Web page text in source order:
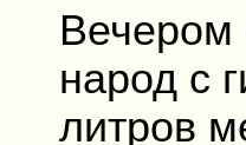
Вечером
народ с
литров